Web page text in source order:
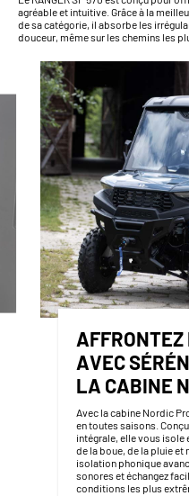
agréable et intuitive. Grâce à la
de sa catégorie, il absorbe les
douceur, même sur les chemins les
AVEC
LA CABINE
Avec la cabine Nordic
en toutes saisons.
intégrale, elle vous
de la boue, de la pluie et
isolation phonique
sonores et échangez
conditions les plus